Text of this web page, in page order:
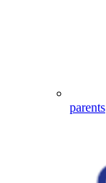
parents